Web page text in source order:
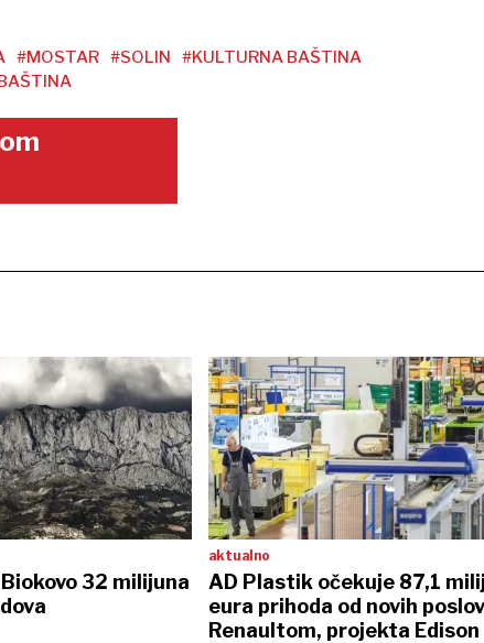
#MOSTAR #SOLIN
#KULTURNA BAŠTINA
32 milijuna
aktualno
AD Plastik očekuje 87,1
eura prihoda od novih
Renaultom, projekta Edison